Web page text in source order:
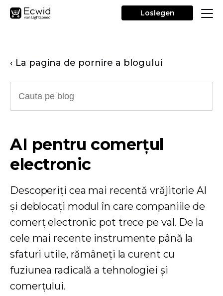
Loslegen
‹ La pagina de pornire a blogului
AI pentru comerțul
electronic
Descoperiți cea mai recentă vrăjitorie AI
și deblocați modul în care companiile de
comerț electronic pot trece pe val. De la
cele mai recente instrumente până la
sfaturi utile, rămâneți la curent cu
fuziunea radicală a tehnologiei și
comerțului.